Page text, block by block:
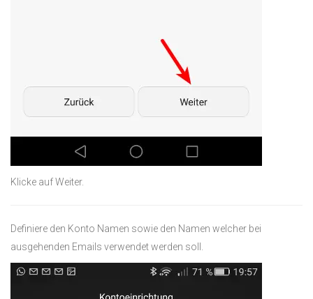
Klicke auf Weiter.
Definiere den Konto Namen sowie den Namen welcher bei
ausgehenden Emails verwendet werden soll.